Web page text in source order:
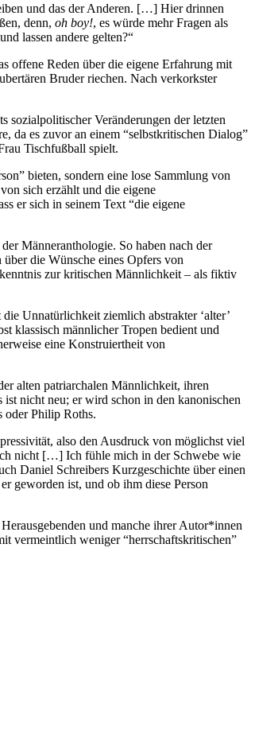
und das der Anderen. […] Hier drinnen
denn, oh boy!, es würde mehr Fragen als
lassen andere gelten?“
offene Reden über die eigene Erfahrung mit
Bruder riechen. Nach verkorkster
sozialpolitischer Veränderungen der letzten
da es zuvor an einem “selbstkritischen Dialog”
Tischfußball spielt.
bieten, sondern eine lose Sammlung von
sich erzählt und die eigene
er sich in seinem Text “die eigene
Männeranthologie. So haben nach der
die Wünsche eines Opfers von
zur kritischen Männlichkeit – als fiktiv
Unnatürlichkeit ziemlich abstrakter ‘alter’
klassisch männlicher Tropen bedient und
eine Konstruiertheit von
alten patriarchalen Männlichkeit, ihren
nicht neu; er wird schon in den kanonischen
oder Philip Roths.
also den Ausdruck von möglichst viel
nicht […] Ich fühle mich in der Schwebe wie
Daniel Schreibers Kurzgeschichte über einen
geworden ist, und ob ihm diese Person
und manche ihrer Autor*innen
vermeintlich weniger “herrschaftskritischen”